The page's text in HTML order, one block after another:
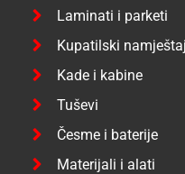
Laminati i parketi
Kupatilski namještaj
Kade i kabine
Tuševi
Česme i baterije
Materijali i alati